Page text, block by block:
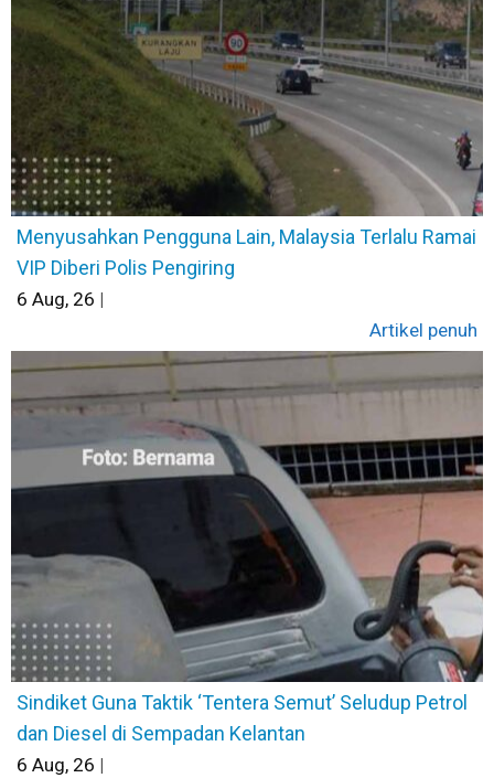
Menyusahkan Pengguna Lain, Malaysia Terlalu Ramai
VIP Diberi Polis Pengiring
6 Aug, 26 |
Artikel penuh
Sindiket Guna Taktik ‘Tentera Semut’ Seludup Petrol
dan Diesel di Sempadan Kelantan
6 Aug, 26 |